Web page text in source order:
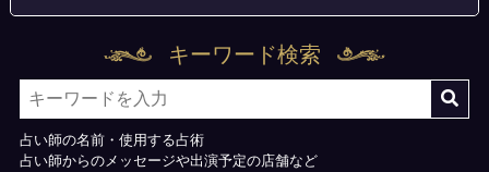
キーワード検索
占い師の名前・使用する占術
占い師からのメッセージや出演予定の店舗など